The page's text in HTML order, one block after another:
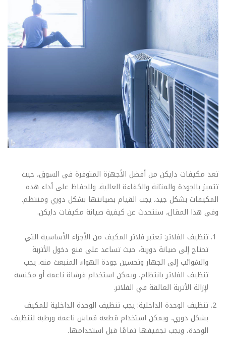
تعد مكيفات دايكن من أفضل الأجهزة المتوفرة في السوق، حيث
تتميز بالجودة والمتانة والكفاءة العالية. وللحفاظ على أداء هذه
المكيفات بشكل جيد، يجب القيام بصيانتها بشكل دوري ومنتظم.
وفي هذا المقال، سنتحدث عن كيفية صيانة مكيفات دايكن.
تنظيف الفلاتر: تعتبر فلاتر المكيف من الأجزاء الأساسية التي
تحتاج إلى صيانة دورية، حيث تساعد على منع دخول الأتربة
والشوائب إلى الجهاز وتحسين جودة الهواء المنبعث منه. يجب
تنظيف الفلاتر بانتظام، ويمكن استخدام فرشاة ناعمة أو مكنسة
لإزالة الأتربة العالقة في الفلاتر.
تنظيف الوحدة الداخلية: يجب تنظيف الوحدة الداخلية للمكيف
بشكل دوري، ويمكن استخدام قطعة قماش ناعمة ورطبة لتنظيف
الوحدة، ويجب تجفيفها تمامًا قبل استخدامها.